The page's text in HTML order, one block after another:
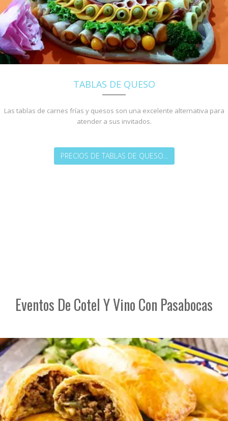
TABLAS DE QUESO
Las tablas de carnes frías y quesos son una excelente alternativa para
atender a sus invitados.
PRECIOS DE TABLAS DE QUESO...
Eventos De Cotel Y Vino Con Pasabocas